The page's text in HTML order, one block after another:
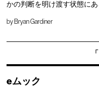
かの判断を明け渡す状態にあ
by Bryan Gardiner
eムック